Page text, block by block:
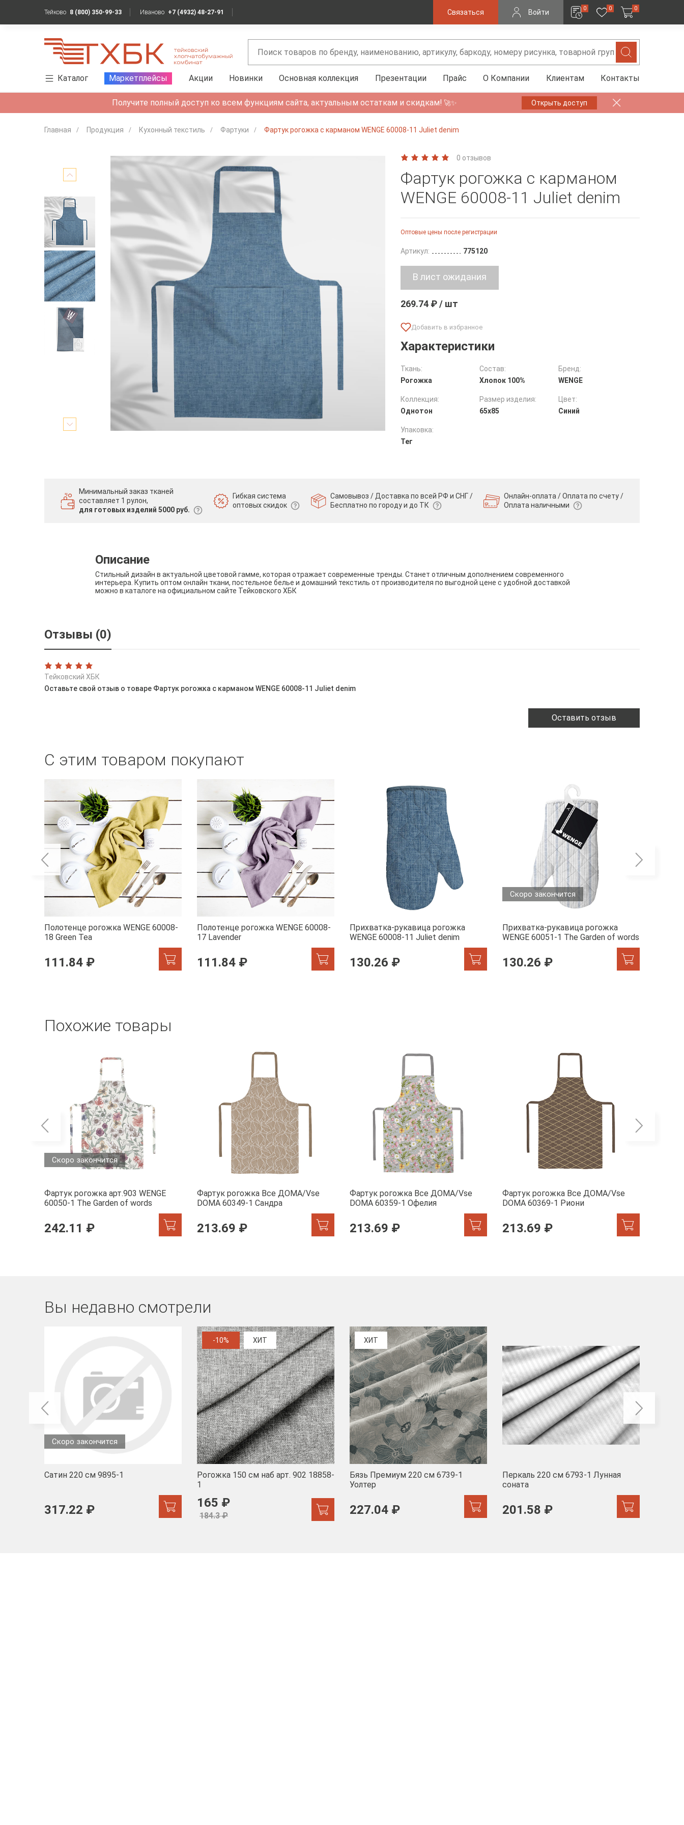
Тейково 8 (800) 350-99-33 Иваново +7 (4932) 48-27-91 Связаться Войти 0 0 0
Каталог Маркетплейсы Акции Новинки Основная коллекция Презентации Прайс О Компании Клиентам Контакты
Получите полный доступ ко всем функциям сайта, актуальным остаткам и скидкам! 🚀✨ Открыть доступ
Главная Продукция Кухонный текстиль Фартуки Фартук рогожка с карманом WENGE 60008-11 Juliet denim
0 отзывов
Фартук рогожка с карманом
WENGE 60008-11 Juliet denim
Оптовые цены после регистрации
Артикул: 775120
269.74 ₽ / шт
Характеристики
Ткань:
Рогожка
Состав:
Хлопок 100%
Бренд:
WENGE
Коллекция:
Однотон
Размер изделия:
65х85
Цвет:
Синий
Упаковка:
Тег
Минимальный заказ тканей
составляет 1 рулон,
для готовых изделий 5000 руб.
Гибкая система
оптовых скидок
Самовывоз / Доставка по всей РФ и СНГ /
Бесплатно по городу и до ТК
Онлайн-оплата / Оплата по счету /
Оплата наличными
Описание
Стильный дизайн в актуальной цветовой гамме, которая отражает современные тренды. Станет отличным дополнением современного
интерьера. Купить оптом онлайн ткани, постельное белье и домашний текстиль от производителя по выгодной цене с удобной доставкой
можно в каталоге на официальном сайте Тейковского ХБК
Отзывы (0)
Тейковский ХБК
Оставьте свой отзыв о товаре Фартук рогожка с карманом WENGE 60008-11 Juliet denim
Оставить отзыв
С этим товаром покупают
Полотенце рогожка WENGE 60008-
18 Green Tea
111.84 ₽
Полотенце рогожка WENGE 60008-
17 Lavender
111.84 ₽
Прихватка-рукавица рогожка
WENGE 60008-11 Juliet denim
130.26 ₽
Скоро закончится
Прихватка-рукавица рогожка
WENGE 60051-1 The Garden of words
130.26 ₽
Похожие товары
Скоро закончится
Фартук рогожка арт.903 WENGE
60050-1 The Garden of words
242.11 ₽
Фартук рогожка Все ДОМА/Vse
DOMA 60349-1 Сандра
213.69 ₽
Фартук рогожка Все ДОМА/Vse
DOMA 60359-1 Офелия
213.69 ₽
Фартук рогожка Все ДОМА/Vse
DOMA 60369-1 Риони
213.69 ₽
Вы недавно смотрели
Скоро закончится
Сатин 220 см 9895-1
317.22 ₽
-10% ХИТ
Рогожка 150 см наб арт. 902 18858-
1
165 ₽
184.3 ₽
ХИТ
Бязь Премиум 220 см 6739-1
Уолтер
227.04 ₽
Перкаль 220 см 6793-1 Лунная
соната
201.58 ₽